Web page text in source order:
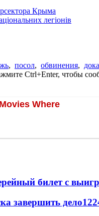
Крыма
легіонів
, посол, обвинения,
Ctrl+Enter, чтобы
билет с
завершить дело